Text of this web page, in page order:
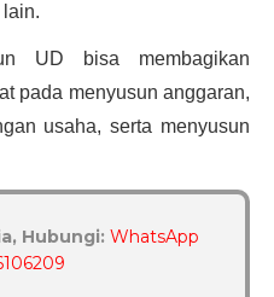
UD bisa membagikan
pada menyusun anggaran,
usaha, serta menyusun
Hubungi: WhatsApp